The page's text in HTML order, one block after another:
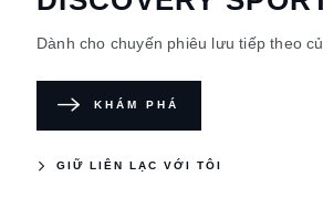
Dành cho chuyến phiêu lưu tiếp theo
KHÁM PHÁ
GIỮ LIÊN LẠC VỚI TÔI